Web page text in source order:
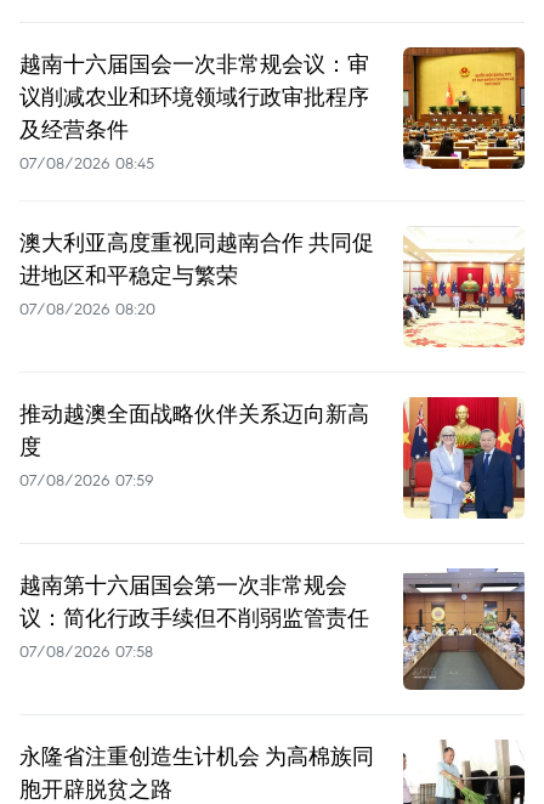
越南十六届国会一次非常规会议：审
议削减农业和环境领域行政审批程序
及经营条件
07/08/2026 08:45
澳大利亚高度重视同越南合作 共同促
进地区和平稳定与繁荣
07/08/2026 08:20
推动越澳全面战略伙伴关系迈向新高
度
07/08/2026 07:59
越南第十六届国会第一次非常规会
议：简化行政手续但不削弱监管责任
07/08/2026 07:58
永隆省注重创造生计机会 为高棉族同
胞开辟脱贫之路